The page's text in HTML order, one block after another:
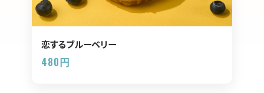
恋するブルーベリー
480円